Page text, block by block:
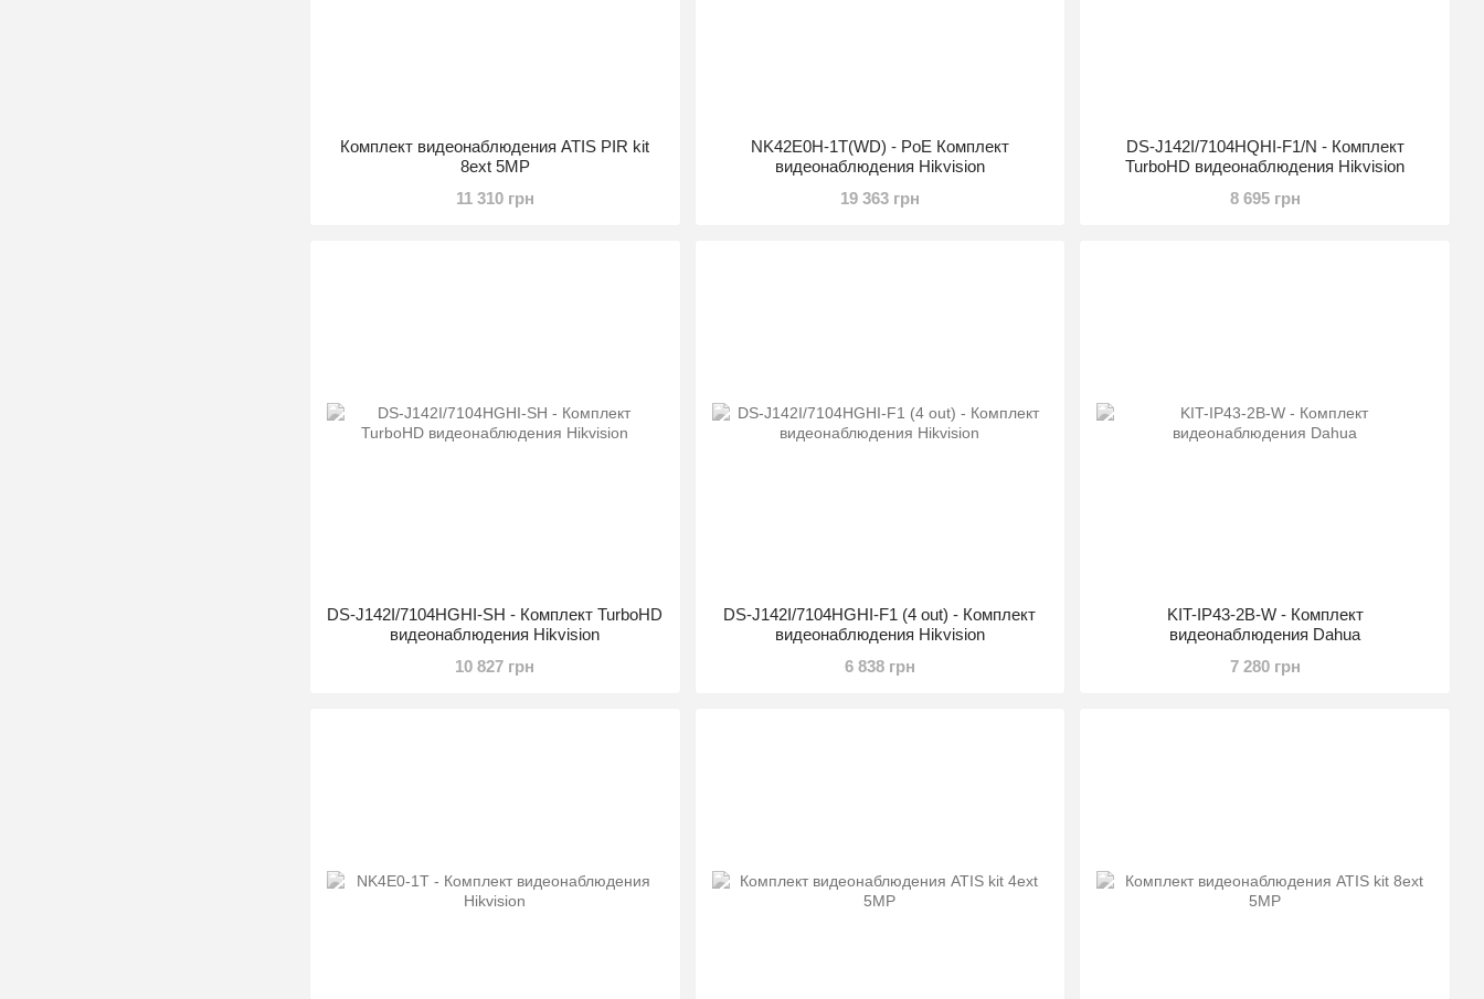
Комплект видеонаблюдения ATIS PIR kit
8ext 5MP
11 310 грн
NK42E0H-1T(WD) - PoE Комплект
видеонаблюдения Hikvision
19 363 грн
DS-J142I/7104HQHI-F1/N - Комплект
TurboHD видеонаблюдения Hikvision
8 695 грн
DS-J142I/7104HGHI-SH - Комплект TurboHD
видеонаблюдения Hikvision
10 827 грн
DS-J142I/7104HGHI-F1 (4 out) - Комплект
видеонаблюдения Hikvision
6 838 грн
KIT-IP43-2B-W - Комплект
видеонаблюдения Dahua
7 280 грн